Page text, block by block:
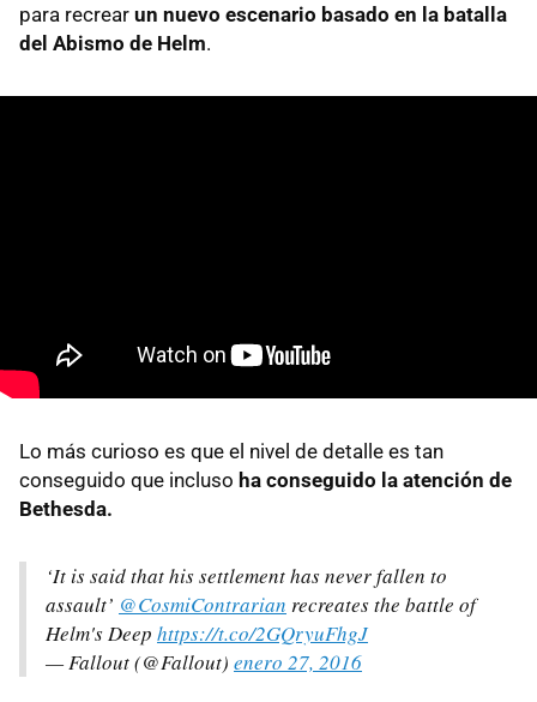
para recrear un nuevo escenario basado en la batalla
del Abismo de Helm.
Lo más curioso es que el nivel de detalle es tan
conseguido que incluso ha conseguido la atención de
Bethesda.
‘It is said that his settlement has never fallen to
assault’ @CosmiContrarian recreates the battle of
Helm's Deep https://t.co/2GQryuFhgJ
— Fallout (@Fallout) enero 27, 2016